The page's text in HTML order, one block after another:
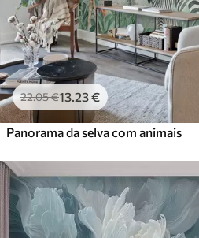
22.05€13 .23€
Panorama da selva com animais